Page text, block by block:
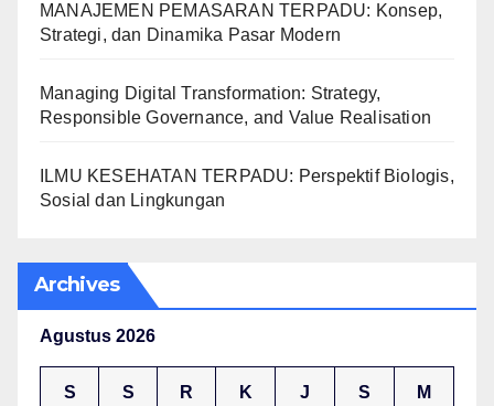
MANAJEMEN PEMASARAN TERPADU: Konsep,
Strategi, dan Dinamika Pasar Modern
Managing Digital Transformation: Strategy,
Responsible Governance, and Value Realisation
ILMU KESEHATAN TERPADU: Perspektif Biologis,
Sosial dan Lingkungan
Archives
Agustus 2026
S S R K J S M